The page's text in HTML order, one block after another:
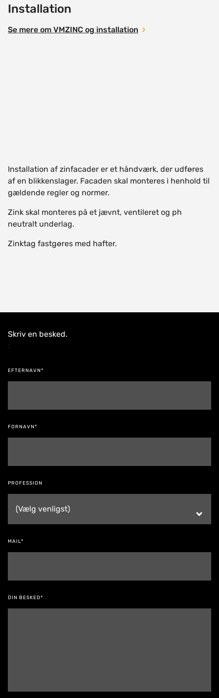
Installation
Se mere om VMZINC og installation
Installation af zinfacader er et håndværk, der udføres
af en blikkenslager. Facaden skal monteres i henhold til
gældende regler og normer.
Zink skal monteres på et jævnt, ventileret og ph
neutralt underlag.
Zinktag fastgøres med hafter.
Skriv en besked.
;
EFTERNAVN*
FORNAVN*
PROFESSION
MAIL*
DIN BESKED*